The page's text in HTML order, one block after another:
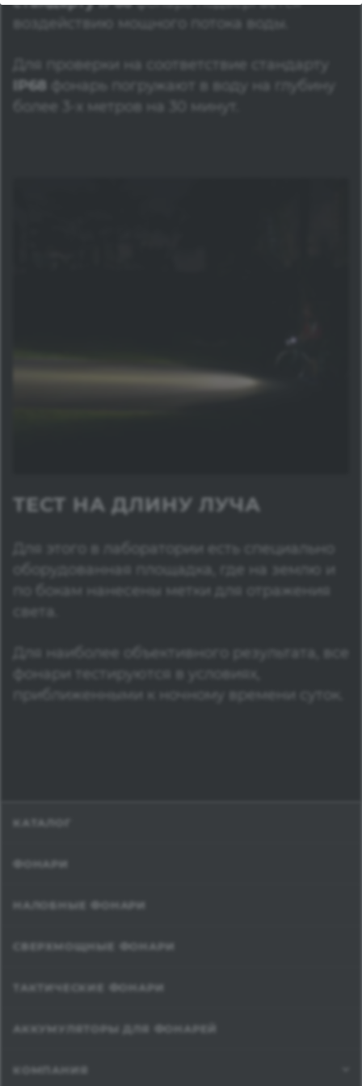
воздействию мощного потока воды.
Для проверки на соответствие стандарту
IP68 фонарь погружают в воду на глубину
более 3-х метров на 30 минут.
ТЕСТ НА ДЛИНУ ЛУЧА
Для этого в лаборатории есть специально
оборудованная площадка, где на землю и
по бокам нанесены метки для отражения
света.
Для наиболее объективного результата, все
фонари тестируются в условиях,
приближенными к ночному времени суток.
КАТАЛОГ
ФОНАРИ
НАЛОБНЫЕ ФОНАРИ
СВЕРХМОЩНЫЕ ФОНАРИ
ТАКТИЧЕСКИЕ ФОНАРИ
АККУМУЛЯТОРЫ ДЛЯ ФОНАРЕЙ
КОМПАНИЯ